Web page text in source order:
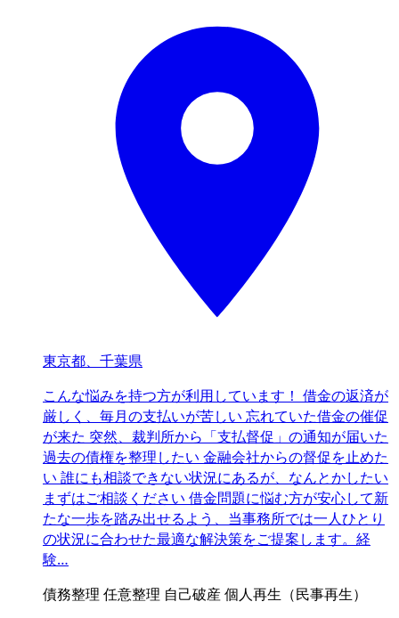
東京都、千葉県
こんな悩みを持つ方が利用しています！ 借金の返済が
厳しく、毎月の支払いが苦しい 忘れていた借金の催促
が来た 突然、裁判所から「支払督促」の通知が届いた
過去の債権を整理したい 金融会社からの督促を止めた
い 誰にも相談できない状況にあるが、なんとかしたい
まずはご相談ください 借金問題に悩む方が安心して新
たな一歩を踏み出せるよう、当事務所では一人ひとり
の状況に合わせた最適な解決策をご提案します。経
験…
債務整理 任意整理 自己破産個人再生（民事再生）